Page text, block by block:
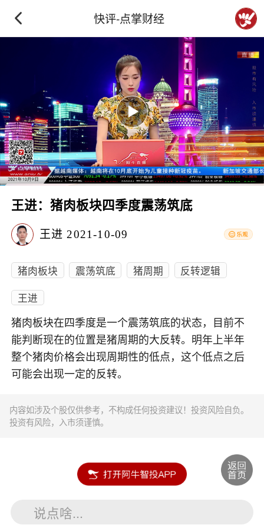
快评-点掌财经
王进：猪肉板块四季度震荡筑底
王进 2021-10-09
猪肉板块 震荡筑底 猪周期
反转逻辑
王进
猪肉板块在四季度是一个震荡筑底的状态，目前不
能判断现在的位置是猪周期的大反转。明年上半年
整个猪肉价格会出现周期性的低点，这个低点之后
可能会出现一定的反转。
内容如涉及个股仅供参考，不构成任何投资建议！投资风险自负。
投资有风险，入市须谨慎。
说点啥...